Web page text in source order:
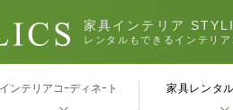
家具インテリア
レンタルもできるインテリ
インテリアコｰディネｰト 家具レンタ